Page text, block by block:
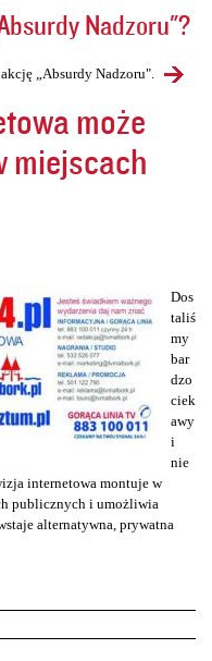
Nadzoru"?
„Absurdy Nadzoru".
może
miejscach
Dos
taliś
my
bar
dzo
ciek
awy
i
nie
internetowa montuje w
publicznych i umożliwia
alternatywna, prywatna